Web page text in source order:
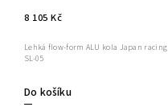
8 105 Kč
Do košíku
Lehká flow-form ALU kola Japan racing
SL-05